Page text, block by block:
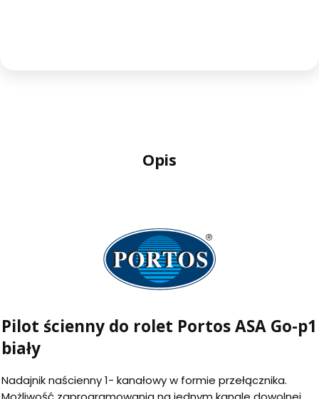
Opis
Pilot ścienny do rolet Portos ASA Go-p1
biały
Nadajnik naścienny 1- kanałowy w formie przełącznika.